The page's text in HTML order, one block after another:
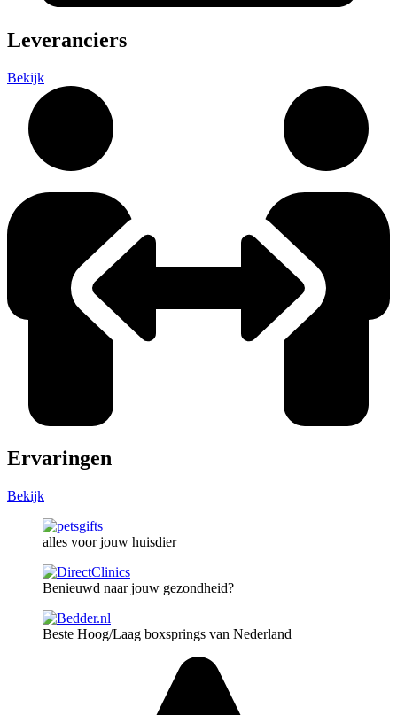
Leveranciers
Bekijk
Ervaringen
Bekijk
alles voor jouw huisdier
Benieuwd naar jouw gezondheid?
Beste Hoog/Laag boxsprings van Nederland